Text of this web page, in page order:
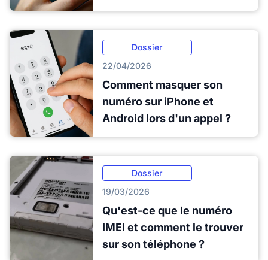
Dossier
22/04/2026
Comment masquer son
numéro sur iPhone et
Android lors d'un appel ?
Dossier
19/03/2026
Qu'est-ce que le numéro
IMEI et comment le trouver
sur son téléphone ?